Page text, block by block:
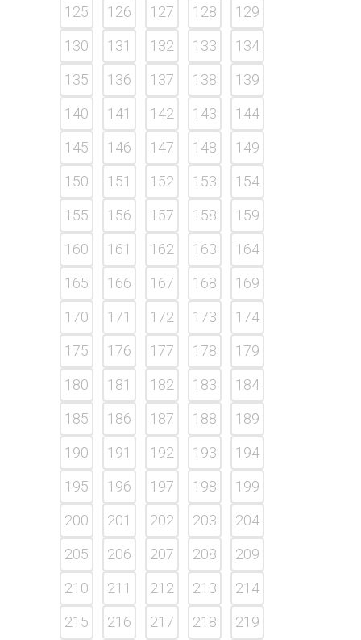
125
126 127 128
129
130
131 132 133
134
135
136 137 138
139
140
141 142 143
144
145
146 147 148
149
150
151 152 153
154
155
156 157 158
159
160
161 162 163
164
165
166 167 168
169
170
171 172 173
174
175
176 177 178
179
180
181 182 183
184
185
186 187 188
189
190
191 192 193
194
195
196 197 198
199
200
201 202 203
204
205
206 207 208
209
210
211 212 213
214
215
216 217 218
219